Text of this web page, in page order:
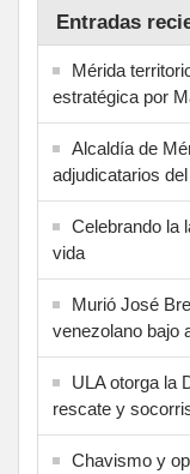
Entradas
Mérida
estratégica por
Alcaldía de
adjudicatarios
Celebrando la
vida
Murió José
venezolano bajo
ULA otorga la
rescate y
Chavismo y